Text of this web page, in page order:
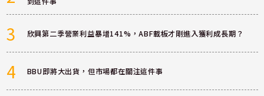
3 欣興第二季營業利益暴增141%，ABF載板才剛進入獲利成長期？
4 BBU即將大出貨，但市場都在關注這件事